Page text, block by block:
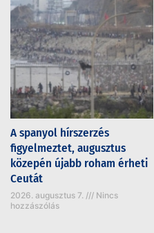
A spanyol hírszerzés
figyelmeztet, augusztus
közepén újabb roham érheti
Ceutát
2026. augusztus 7.
Nincs
hozzászólás